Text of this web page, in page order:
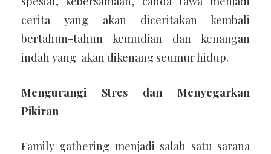
cerita yang akan diceritakan kembali
bertahun-tahun kemudian dan kenangan
indah yang akan dikenang seumur hidup.
Mengurangi Stres dan Menyegarkan
Pikiran
Family gathering menjadi salah satu sarana